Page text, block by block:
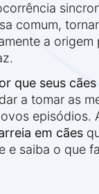
comum,
a origem
que seus
a tomar as
episódios.
em cães
e saiba o que